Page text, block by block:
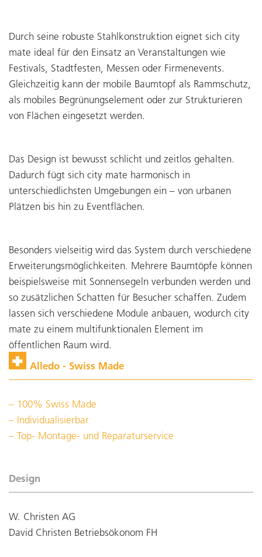
Durch seine robuste Stahlkonstruktion eignet sich city
mate ideal für den Einsatz an Veranstaltungen wie
Festivals, Stadtfesten, Messen oder Firmenevents.
Gleichzeitig kann der mobile Baumtopf als Rammschutz,
als mobiles Begrünungselement oder zur Strukturieren
von Flächen eingesetzt werden.
Das Design ist bewusst schlicht und zeitlos gehalten.
Dadurch fügt sich city mate harmonisch in
unterschiedlichsten Umgebungen ein – von urbanen
Plätzen bis hin zu Eventflächen.
Besonders vielseitig wird das System durch verschiedene
Erweiterungsmöglichkeiten. Mehrere Baumtöpfe können
beispielsweise mit Sonnensegeln verbunden werden und
so zusätzlichen Schatten für Besucher schaffen. Zudem
lassen sich verschiedene Module anbauen, wodurch city
mate zu einem multifunktionalen Element im
öffentlichen Raum wird.
Alledo - Swiss Made
100% Swiss Made
Individualisierbar
Top- Montage- und Reparaturservice
Design
W. Christen AG
David Christen Betriebsökonom FH